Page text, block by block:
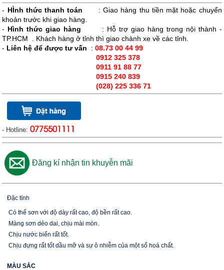
- HÌnh thức thanh toán
: Giao hàng thu tiền mặt hoặc chuyển
khoản trước khi giao hàng.
- Hình thức giao hàng
: Hỗ trợ giao hàng trong nội thành -
TP.HCM . Khách hàng ở tỉnh thì giao chành xe về các tỉnh.
- Liên hệ để được tư vấn : 08.73 00 44 99
0912 325 378
0911 91 88 77
0915 240 839
(028) 225 336 71
- Hotline:0775501111
Đăng kí nhận tin khuyễn mãi
Đặc tính
Có thể sơn với độ dày rất cao, độ bền rất cao.
Màng sơn dẻo dai, chịu mài mòn.
Chịu nước biển rất tốt.
Chịu đựng rất tốt dầu mỡ và sự ô nhiễm của một số hoá chất.
MÀU SẮC